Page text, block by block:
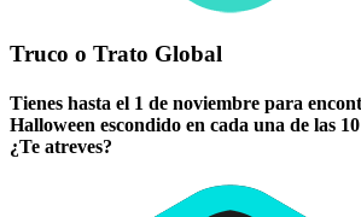
Truco o Trato Global
Tienes hasta el 1 de noviembre para
Halloween escondido en cada una de las
¿Te atreves?